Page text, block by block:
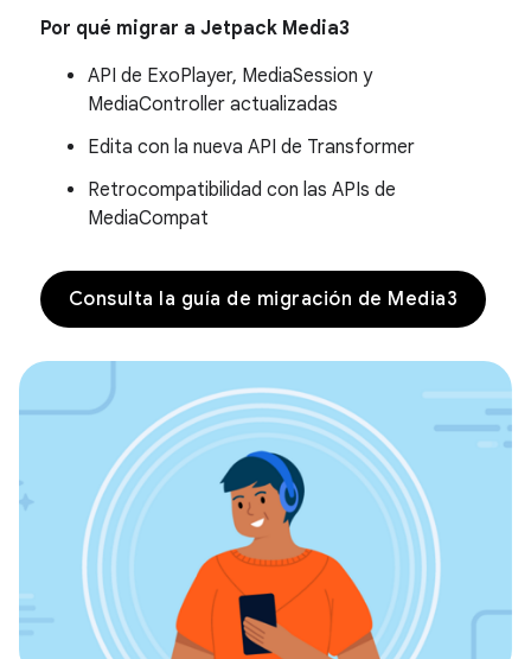
Por qué migrar a Jetpack Media3
API de ExoPlayer, MediaSession y
MediaController actualizadas
Edita con la nueva API de Transformer
Retrocompatibilidad con las APIs de
MediaCompat
Consulta la guía de migración de Media3